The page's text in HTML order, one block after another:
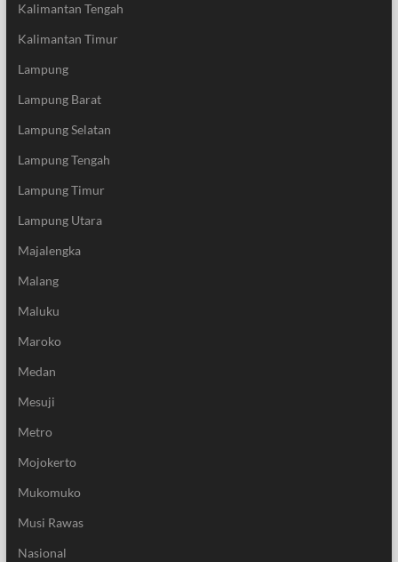
Kalimantan Tengah
Kalimantan Timur
Lampung
Lampung Barat
Lampung Selatan
Lampung Tengah
Lampung Timur
Lampung Utara
Majalengka
Malang
Maluku
Maroko
Medan
Mesuji
Metro
Mojokerto
Mukomuko
Musi Rawas
Nasional